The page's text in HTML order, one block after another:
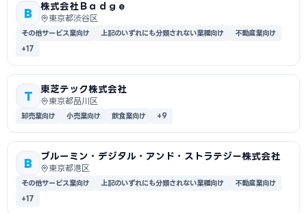
B
株式会社Ｂａｄｇｅ
東京都渋谷区
その他サービス業向け 上記のいずれにも分類されない業種向け
不動産業向け
+17
T
東芝テック株式会社
東京都品川区
卸売業向け 小売業向け 飲食業向け +9
B
ブルーミン・デジタル・アンド・ストラテジー株式会社
東京都港区
その他サービス業向け 上記のいずれにも分類されない業種向け
不動産業向け
+17